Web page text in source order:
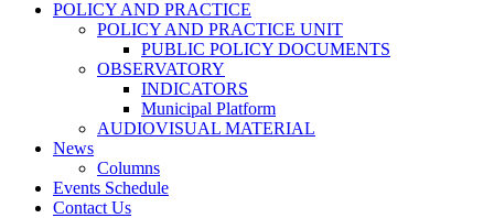
POLICY AND PRACTICE
POLICY AND PRACTICE UNIT
PUBLIC POLICY DOCUMENTS
OBSERVATORY
INDICATORS
Municipal Platform
AUDIOVISUAL MATERIAL
News
Columns
Events Schedule
Contact Us